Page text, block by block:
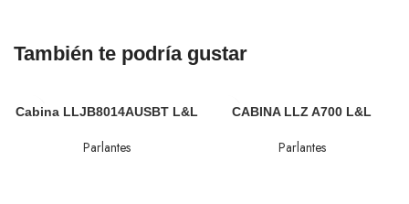
También te podría gustar
Cabina LLJB8014AUSBT L&L
Parlantes
CABINA LLZ A700 L&L
Parlantes